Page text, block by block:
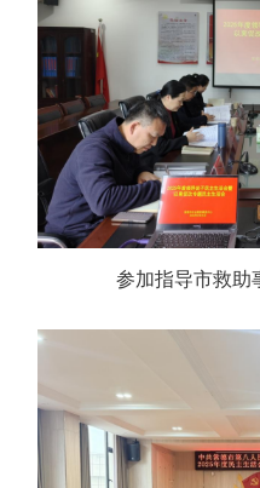
参加指导市救助